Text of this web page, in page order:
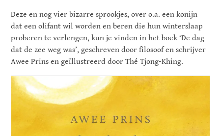
Deze en nog vier bizarre sprookjes, over o.a. een konijn
dat een olifant wil worden en beren die hun winterslaap
proberen te verlengen, kun je vinden in het boek ‘De dag
dat de zee weg was’, geschreven door filosoof en schrijver
Awee Prins en geïllustreerd door Thé Tjong-Khing.